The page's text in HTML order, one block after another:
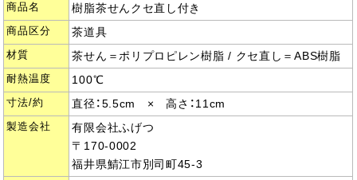
商品名 樹脂茶せんクセ直し付き
商品区分 茶道具
材質 茶せん＝ポリプロピレン樹脂 / クセ直し＝ABS樹脂
耐熱温度 100℃
寸法/約 直径：5.5cm × 高さ：11cm
製造会社
有限会社ふげつ
〒170-0002
福井県鯖江市別司町45-3